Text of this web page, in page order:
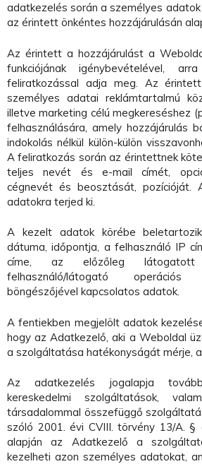
adatkezelés során a személyes
az érintett önkéntes hozzájárulásán
Az érintett a hozzájárulást a
funkciójának igénybevételével,
feliratkozással adja meg. Az
személyes adatai reklámtartalmú
illetve marketing célú megkereséshez
felhasználására, amely hozzájárulás
indokolás nélkül külön-külön
A feliratkozás során az érintettnek
teljes nevét és e-mail címét,
cégnevét és beosztását, pozícióját.
adatokra terjed ki.
A kezelt adatok körébe
dátuma, időpontja, a felhasználó IP
címe, az előzőleg
felhasználó/látogató
böngészőjével kapcsolatos adatok.
A fentiekben megjelölt adatok
hogy az Adatkezelő, aki a Weboldal
a szolgáltatása hatékonyságát mérje,
Az adatkezelés jogalapja
kereskedelmi szolgáltatások,
társadalommal összefüggő
szóló 2001. évi CVIII. törvény 13/A. §
alapján az Adatkezelő a
kezelheti azon személyes adatokat,